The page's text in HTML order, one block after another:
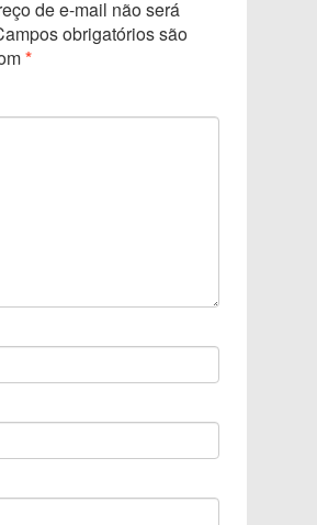
de e-mail não será
obrigatórios são
*